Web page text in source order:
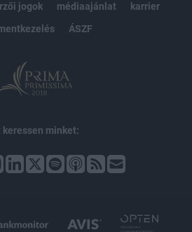
jogok médiaajánlat
karrier
ÁSZF
keressen minket: